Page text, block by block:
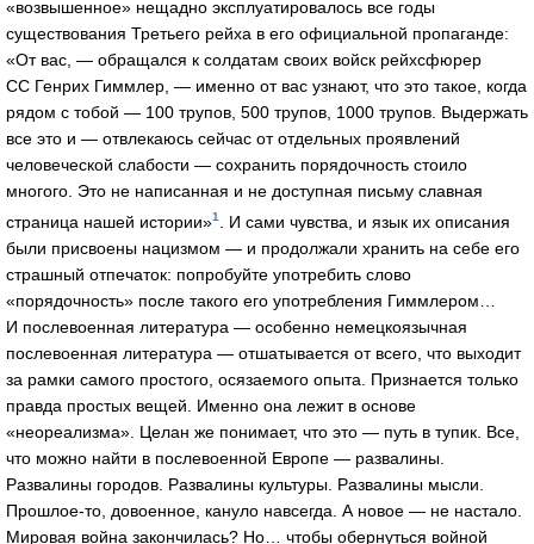
«возвышенное» нещадно эксплуатировалось все годы
существования Третьего рейха в его официальной пропаганде:
«От вас, — обращался к солдатам своих войск рейхсфюрер
СС Генрих Гиммлер, — именно от вас узнают, что это такое, когда
рядом с тобой — 100 трупов, 500 трупов, 1000 трупов. Выдержать
все это и — отвлекаюсь сейчас от отдельных проявлений
человеческой слабости — сохранить порядочность стоило
многого. Это не написанная и не доступная письму славная
страница нашей истории»1
. И сами чувства, и язык их описания
были присвоены нацизмом — и продолжали хранить на себе его
страшный отпечаток: попробуйте употребить слово
«порядочность» после такого его употребления Гиммлером…
И послевоенная литература — особенно немецкоязычная
послевоенная литература — отшатывается от всего, что выходит
за рамки самого простого, осязаемого опыта. Признается только
правда простых вещей. Именно она лежит в основе
«неореализма». Целан же понимает, что это — путь в тупик. Все,
что можно найти в послевоенной Европе — развалины.
Развалины городов. Развалины культуры. Развалины мысли.
Прошлое-то , довоенное, кануло навсегда. А новое — не настало.
Мировая война закончилась? Но… чтобы обернуться войной